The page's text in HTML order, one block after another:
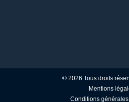
© 2026 Tous droits
Mentions
Conditions